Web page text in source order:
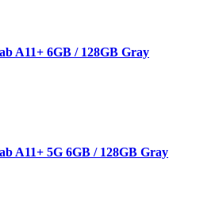
A11+ 6GB / 128GB Gray
A11+ 5G 6GB / 128GB Gray